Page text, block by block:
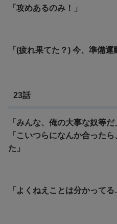
「攻めあるのみ！」
「(疲れ果てた？) 今、準備運
23話
「みんな、俺の大事な奴等だ
「こいつらになんか合った
た」
「よくねえことは分かって